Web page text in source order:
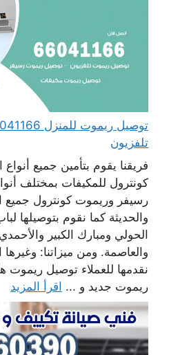
تلفزيون
فريقنا يقوم بتأمين جميع
كونترول للمكيفات بمختلف
رسيفر وريموت كونترول جميع
والحديثة كما نقوم بتوصيلها
الحولي ومبارك الكبير
والعاصمة. ومن ميزاتنا: وغيرها
نقدمها للعملاء توصيل ريموت
ريموت جديد و ... اقرأ المزيد